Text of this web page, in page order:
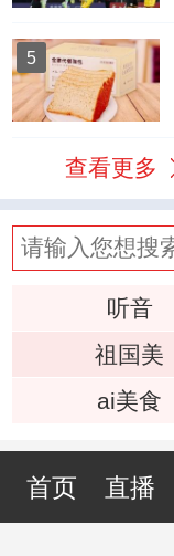
5
查看更多
听音
祖国美
ai美食
首页 直播